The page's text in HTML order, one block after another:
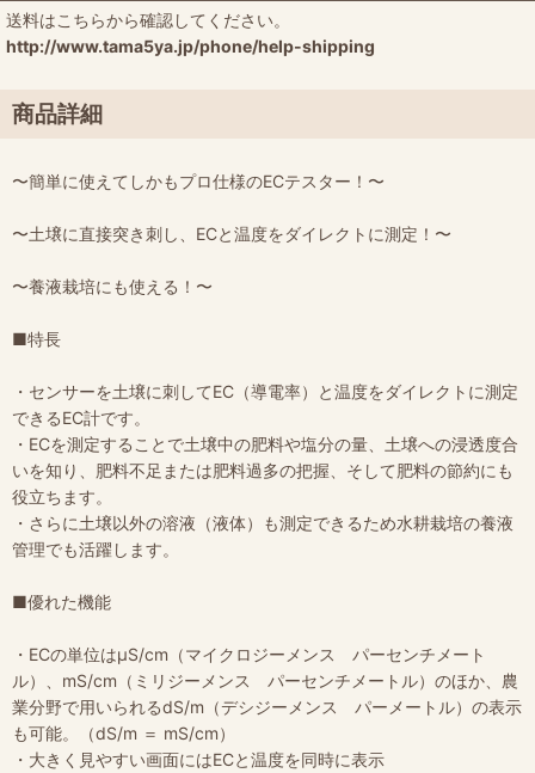
送料はこちらから確認してください。
http://www.tama5ya.jp/phone/help-shipping
商品詳細
〜簡単に使えてしかもプロ仕様のECテスター！〜
〜土壌に直接突き刺し、ECと温度をダイレクトに測定！〜
〜養液栽培にも使える！〜
■特長
・センサーを土壌に刺してEC（導電率）と温度をダイレクトに測定
できるEC計です。
・ECを測定することで土壌中の肥料や塩分の量、土壌への浸透度合
いを知り、肥料不足または肥料過多の把握、そして肥料の節約にも
役立ちます。
・さらに土壌以外の溶液（液体）も測定できるため水耕栽培の養液
管理でも活躍します。
■優れた機能
・ECの単位はμS/cm（マイクロジーメンス パーセンチメート
ル）、mS/cm（ミリジーメンス パーセンチメートル）のほか、農
業分野で用いられるdS/m（デシジーメンス パーメートル）の表示
も可能。（dS/m ＝ mS/cm）
・大きく見やすい画面にはECと温度を同時に表示